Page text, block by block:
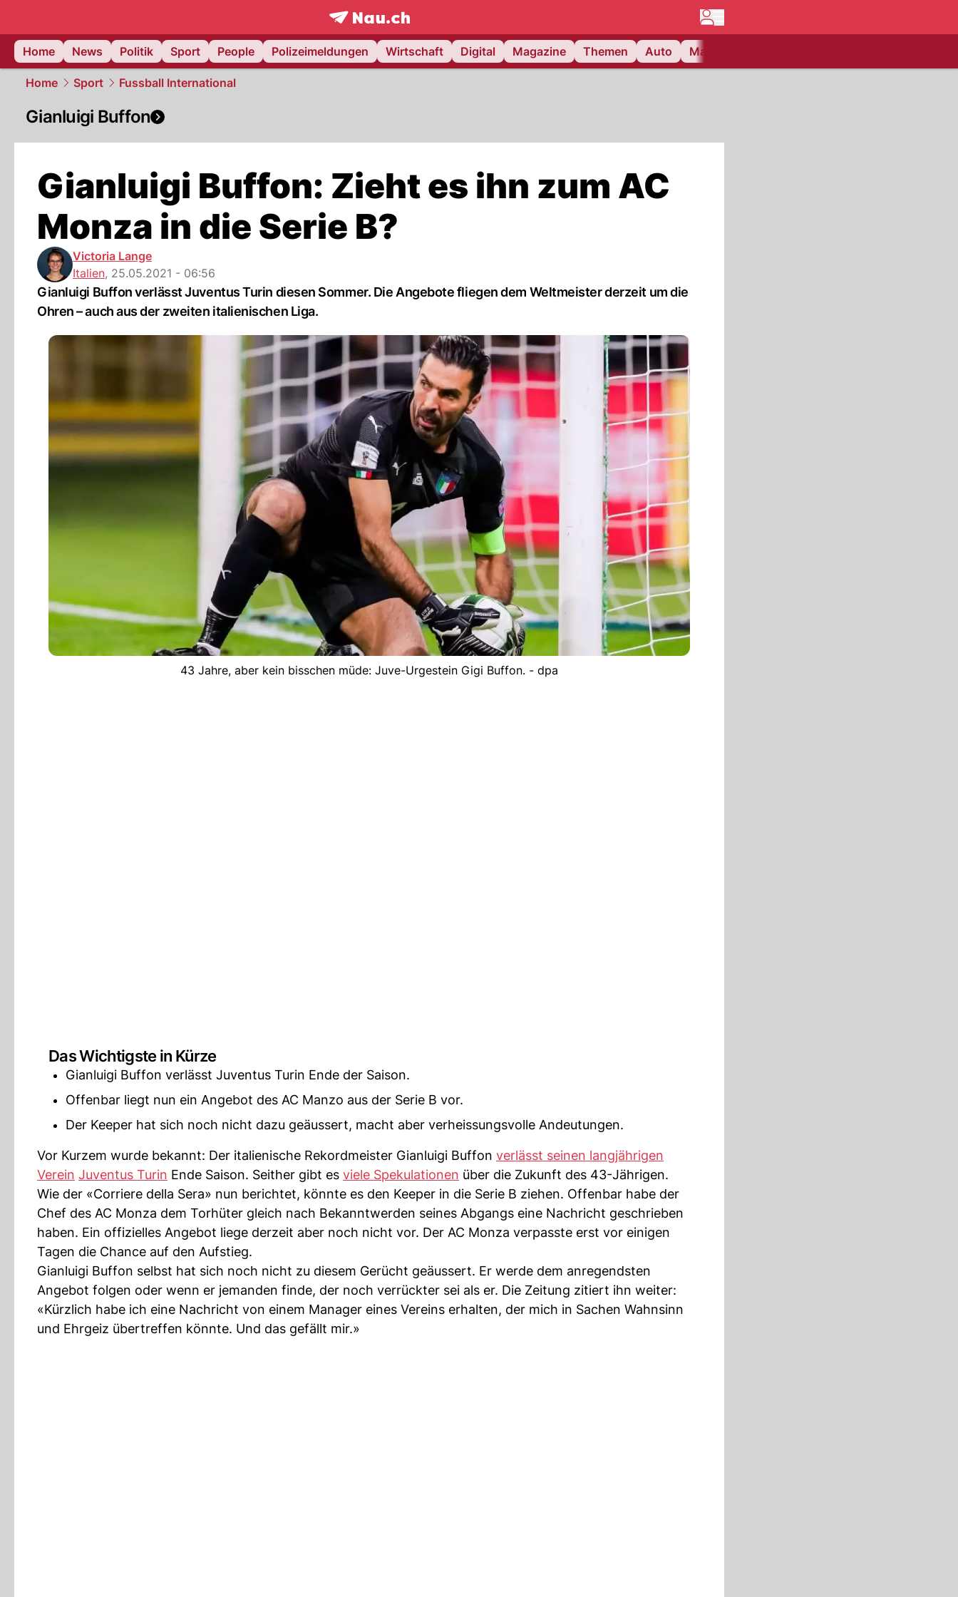
frontpage.NAU.ch
Home
News Politik Sport People Polizeimeldungen Wirtschaft Digital Magazine Themen Auto Matchcenter
Home Sport Fussball International
Gianluigi Buffon
Gianluigi Buffon: Zieht es ihn zum AC
Monza in die Serie B?
Victoria Lange
Italien, 25.05.2021 - 06:56
Gianluigi Buffon verlässt Juventus Turin diesen Sommer. Die Angebote fliegen dem Weltmeister derzeit um die
Ohren – auch aus der zweiten italienischen Liga.
43 Jahre, aber kein bisschen müde: Juve-Urgestein Gigi Buffon. - dpa
Das Wichtigste in Kürze
Gianluigi Buffon verlässt Juventus Turin Ende der Saison.
Offenbar liegt nun ein Angebot des AC Manzo aus der Serie B vor.
Der Keeper hat sich noch nicht dazu geäussert, macht aber verheissungsvolle Andeutungen.
Vor Kurzem wurde bekannt: Der italienische Rekordmeister Gianluigi Buffon verlässt seinen langjährigen
Verein Juventus Turin Ende Saison. Seither gibt es viele Spekulationen über die Zukunft des 43-Jährigen.
Wie der «Corriere della Sera» nun berichtet, könnte es den Keeper in die Serie B ziehen. Offenbar habe der
Chef des AC Monza dem Torhüter gleich nach Bekanntwerden seines Abgangs eine Nachricht geschrieben
haben. Ein offizielles Angebot liege derzeit aber noch nicht vor. Der AC Monza verpasste erst vor einigen
Tagen die Chance auf den Aufstieg.
Gianluigi Buffon selbst hat sich noch nicht zu diesem Gerücht geäussert. Er werde dem anregendsten
Angebot folgen oder wenn er jemanden finde, der noch verrückter sei als er. Die Zeitung zitiert ihn weiter:
«Kürzlich habe ich eine Nachricht von einem Manager eines Vereins erhalten, der mich in Sachen Wahnsinn
und Ehrgeiz übertreffen könnte. Und das gefällt mir.»